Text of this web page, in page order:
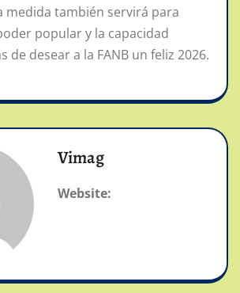
medida también servirá para
popular y la capacidad
de desear a la FANB un feliz 2026.
Vimag
Website: